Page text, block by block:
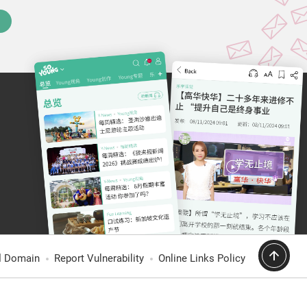
Domain Report Vulnerability Online Links Policy